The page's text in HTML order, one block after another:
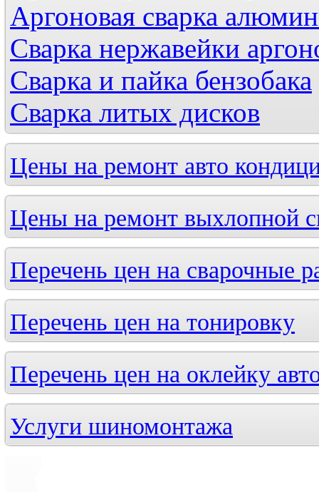
Аргоновая сварка
Сварка нержавейки
Сварка и пайка бензобака
Сварка литых дисков
Цены на ремонт авто
Цены на ремонт выхлопной
Перечень цен на сварочные
Перечень цен на тонировку
Перечень цен на оклейку
Услуги шиномонтажа